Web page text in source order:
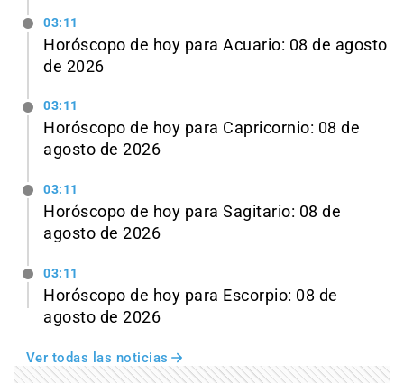
03:11
Horóscopo de hoy para Acuario: 08 de agosto
de 2026
03:11
Horóscopo de hoy para Capricornio: 08 de
agosto de 2026
03:11
Horóscopo de hoy para Sagitario: 08 de
agosto de 2026
03:11
Horóscopo de hoy para Escorpio: 08 de
agosto de 2026
Ver todas las noticias